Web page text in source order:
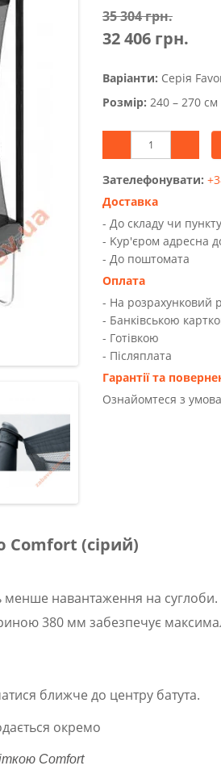
35 304 грн.
32 406 грн.
Варіанти: Серія
Розмір: 240 – 270 см
Зателефонувати:
Доставка
- До складу чи
- Kур'єром адресна
- До поштомата
Оплата
- На розрахунковий
- Банківською
- Готівкою
- Післяплата
Гарантії та
Ознайомтеся з
Comfort (сірий)
навантаження на суглоби.
380 мм забезпечує
ближче до центру батута.
окремо
Comfort